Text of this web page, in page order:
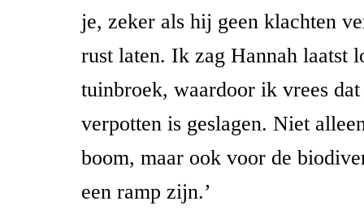
je, zeker als hij geen klachten
rust laten. Ik zag Hannah laatst
tuinbroek, waardoor ik vrees dat
verpotten is geslagen. Niet
boom, maar ook voor de
een ramp zijn.’